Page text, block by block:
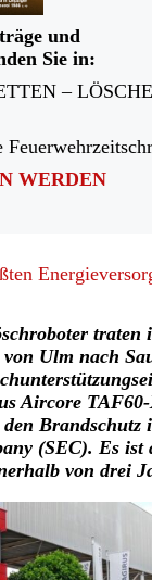
und
Sie in:
–
WERDEN
traten
von Ulm nach
Aircore
Brandschutz
(SEC). Es ist
von drei